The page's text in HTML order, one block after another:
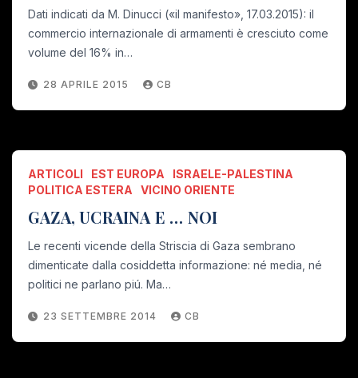
Dati indicati da M. Dinucci («il manifesto», 17.03.2015): il
commercio internazionale di armamenti è cresciuto come
volume del 16% in…
28 APRILE 2015 CB
ARTICOLI EST EUROPA
ISRAELE-PALESTINA
POLITICA ESTERA
VICINO ORIENTE
GAZA, UCRAINA E … NOI
Le recenti vicende della Striscia di Gaza sembrano
dimenticate dalla cosiddetta informazione: né media, né
politici ne parlano piú. Ma…
23 SETTEMBRE 2014 CB